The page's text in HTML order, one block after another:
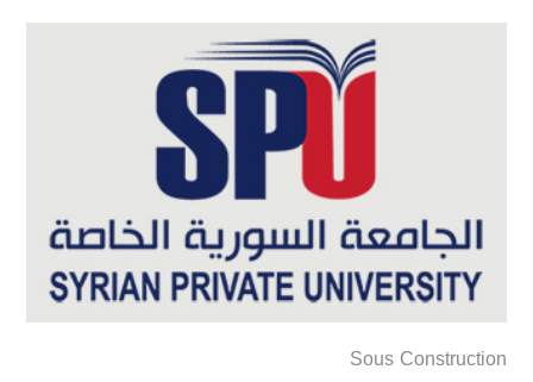
Sous Construction